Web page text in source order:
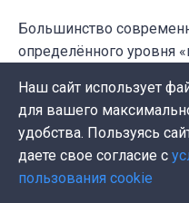
Большинство
определённого уровня
Требования к
Требования к
Проект включает
Наш сайт использует
для вашего
удобства. Пользуясь
даете свое согласие с
пользования cookie